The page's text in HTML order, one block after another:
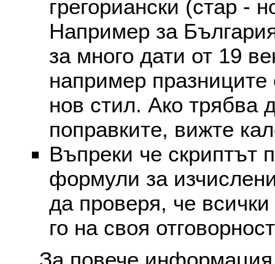
грегориански (стар -
Например за
за много дати от 19
например празниците
нов стил. Ако трябва
поправките, вижте
Въпреки че скриптът
формули за
да проверя, че
го на своя